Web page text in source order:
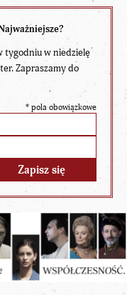
tygodniu w niedzielę
Zapraszamy do
* pola obowiązkowe